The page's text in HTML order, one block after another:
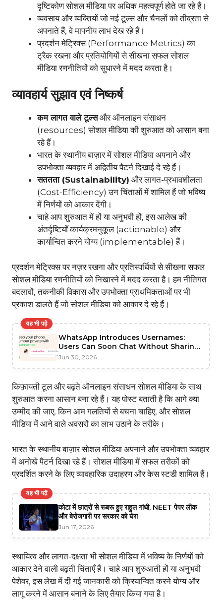
दृष्टिकोण सोशल मीडिया पर अधिक महत्वपूर्ण होते जा रहे हैं।
व्यवसाय और व्यक्तियों जो नई टूल्स और चैनलों को तीव्रता से
अपनाते हैं, वे मापनीय लाभ देख रहे हैं।
प्रदर्शन मेट्रिक्स (Performance Metrics) का
ट्रैक रखना और प्रतियोगियों से सीखना सफल सोशल
मीडिया रणनीतियों को सुधारने में मदद करता है।
व्यावहार्य सुझाव एवं निष्कर्ष
कम लागत वाले टूल्सऔर ऑनलाइन संसाधन
(resources) सोशल मीडिया की शुरुआत को आसान बना
रहे हैं।
भारत के स्थानीय बाज़ार में सोशल मीडिया अपनाने और
उपभोक्ता व्यवहार में अद्वितीय पैटर्न दिखाई दे रहे हैं।
सततता (Sustainability) और लागत-प्रभावशीलता
(Cost-Efficiency) उन चिंताओं में शामिल हैं जो भविष्य
में निर्णयों को आकार देंगी।
चाहे आप शुरुआत में हों या अनुभवी हों, इस आलेख की
अंतर्दृष्टियाँ कार्यक्रमनुकूल (actionable) और
कार्यान्वित करने योग्य (implementable) हैं।
प्रदर्शन मेट्रिक्स पर नज़र रखना और प्रतिस्पर्धियों से सीखना सफल
सोशल मीडिया रणनीतियों को निखारने में मदद करता है। हम नीतिगत
बदलावों, तकनीकी विकास और उपभोक्ता प्राथमिकताओं पर भी
प्रकाश डालते हैं जो सोशल मीडिया को आकार दे रहे हैं।
यह भी पढ़ें
WhatsApp Introduces Usernames:
Users Can Soon Chat Without Sharing
Phone Numbers
Jun 30, 2026
किफ़ायती टूल और बढ़ते ऑनलाइन संसाधन सोशल मीडिया के साथ
शुरुआत करना आसान बना रहे हैं। यह पोस्ट बताती है कि आगे क्या
उम्मीद की जाए, किन आम गलतियों से बचना चाहिए, और सोशल
मीडिया में आने वाले अवसरों का लाभ उठाने के तरीके।
भारत के स्थानीय बाज़ार सोशल मीडिया अपनाने और उपभोक्ता व्यवहार
में अनोखे पैटर्न दिखा रहे हैं। सोशल मीडिया में सफल तरीकों को
प्रदर्शित करने के लिए व्यावहारिक उदाहरण और केस स्टडी शामिल हैं।
यह भी पढ़ें
कोटा में छात्रों से रूबरू हुए राहुल गांधी, NEET पेपर लीक
और बेरोजगारी पर सरकार को घेरा
Jun 17, 2026
स्थायित्व और लागत-दक्षता भी सोशल मीडिया में भविष्य के निर्णयों को
आकार देने वाली बढ़ती चिंताएँ हैं। चाहे आप शुरुआती हों या अनुभवी
पेशेवर, इस लेख में दी गई जानकारी को क्रियान्वित करने योग्य और
लागू करने में आसान बनाने के लिए तैयार किया गया है।